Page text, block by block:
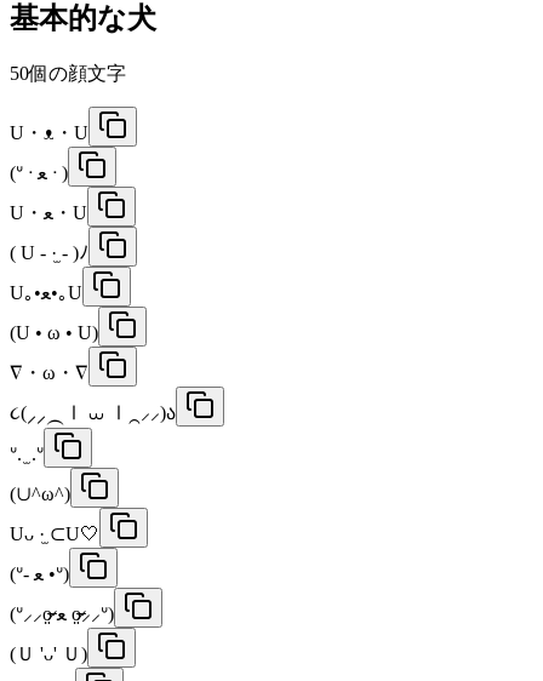
基本的な犬
50個の顔文字
U・ᴥ・U
(ᐡ ᐧ ﻌ ᐧ )
U・ﻌ・U
( U - ·̫ - )ﾉ
U｡•ﻌ•｡U
(U • ω • U)
∇・ω・∇
૮(⸝⸝⁔Ⅰ ⩊ Ⅰ⁔⸝⸝)ა
ᐡ. ̫ .ᐡ
(∪^ω^)
Uᴗ ·̫ ⊂U🤍
(ᐡ- ﻌ •ᐡ)
(ᐡ⸝⸝o̴̶̷̤ ﻌ o̴̶̷̤⸝⸝ᐡ)
(Ｕ 'ᴗ' Ｕ)